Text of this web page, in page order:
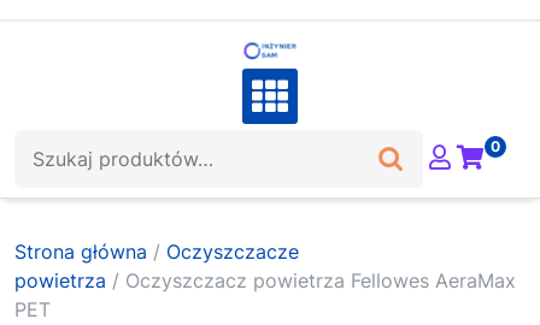
0
Strona główna / Oczyszczacze
powietrza / Oczyszczacz powietrza Fellowes AeraMax
PET